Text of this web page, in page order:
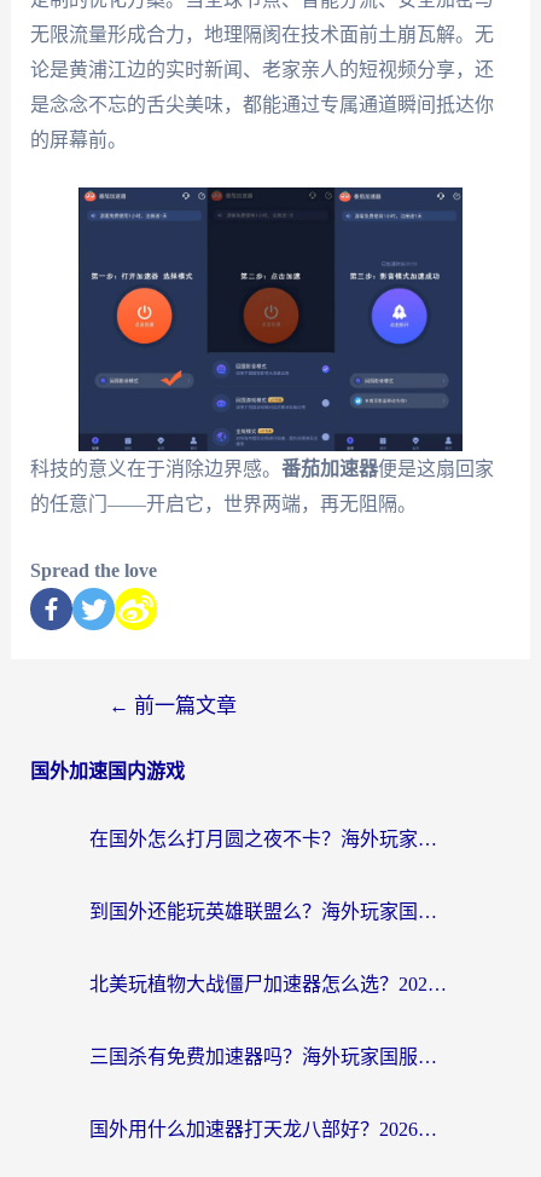
无限流量形成合力，地理隔阂在技术面前土崩瓦解。无
论是黄浦江边的实时新闻、老家亲人的短视频分享，还
是念念不忘的舌尖美味，都能通过专属通道瞬间抵达你
的屏幕前。
科技的意义在于消除边界感。 番茄加速器便是这扇回家
的任意门——开启它，世界两端，再无阻隔。
Spread the love
← 前一篇文章
国外加速国内游戏
在国外怎么打月圆之夜不卡？海外玩家国服游戏加速终极指南（附巴西英国游戏适配方案）
到国外还能玩英雄联盟么？海外玩家国服游戏畅玩终极指南
北美玩植物大战僵尸加速器怎么选？2026海外党必看的国服游戏加速指南
三国杀有免费加速器吗？海外玩家国服畅玩终极指南（附泰国南非专属解决方案）
国外用什么加速器打天龙八部好？2026海外玩家国服游戏加速全攻略